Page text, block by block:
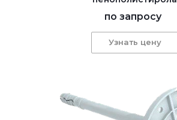
по запросу
Узнать цену